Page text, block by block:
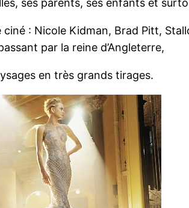
ses parents, ses enfants et
: Nicole Kidman, Brad Pitt,
par la reine d’Angleterre,
en très grands tirages.